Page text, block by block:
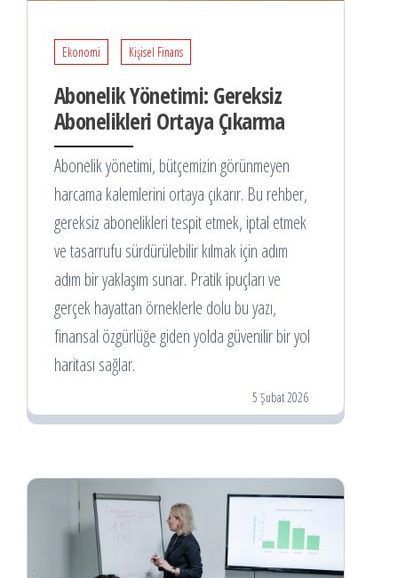
Ekonomi Kişisel Finans
Abonelik Yönetimi: Gereksiz
Abonelikleri Ortaya Çıkarma
Abonelik yönetimi, bütçemizin görünmeyen
harcama kalemlerini ortaya çıkarır. Bu rehber,
gereksiz abonelikleri tespit etmek, iptal etmek
ve tasarrufu sürdürülebilir kılmak için adım
adım bir yaklaşım sunar. Pratik ipuçları ve
gerçek hayattan örneklerle dolu bu yazı,
finansal özgürlüğe giden yolda güvenilir bir yol
haritası sağlar.
5 Şubat 2026